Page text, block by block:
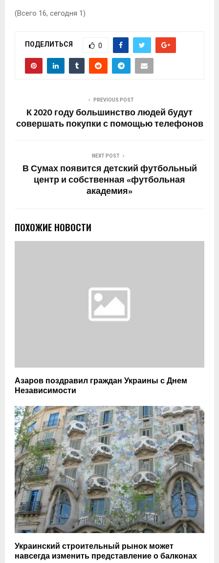
(Всего 16, сегодня 1)
ПОДЕЛИТЬСЯ 0
PREVIOUS POST
К 2020 году большинство людей будут
совершать покупки с помощью телефонов
NEXT POST
В Сумах появится детский футбольный
центр и собственная «футбольная
академия»
ПОХОЖИЕ НОВОСТИ
Азаров поздравил граждан Украины с Днем
Независимости
Украинский строительный рынок может
навсегда изменить представление о балконах